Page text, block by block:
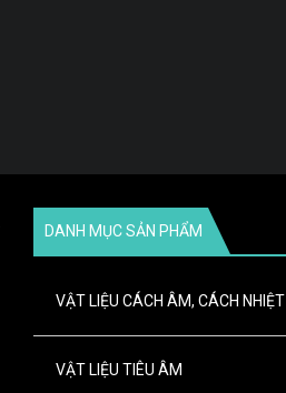
DANH MỤC SẢN PHẨM
VẬT LIỆU CÁCH ÂM, CÁCH NHIỆT
VẬT LIỆU TIÊU ÂM